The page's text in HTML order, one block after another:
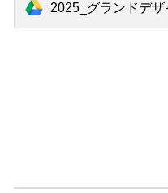
2025_グランドデザ